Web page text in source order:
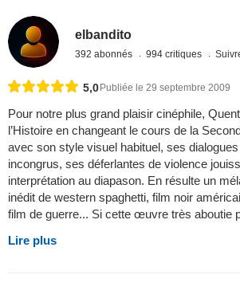
elbandito
392 abonnés 994 critiques
5,0Publiée le 29 septembre 2009
Pour notre plus grand plaisir cinéphile,
l’Histoire en changeant le cours de la
avec son style visuel habituel, ses
incongrus, ses déferlantes de violence
interprétation au diapason. En résulte un
inédit de western spaghetti, film noir
film de guerre... Si cette œuvre très aboutie
Lire plus